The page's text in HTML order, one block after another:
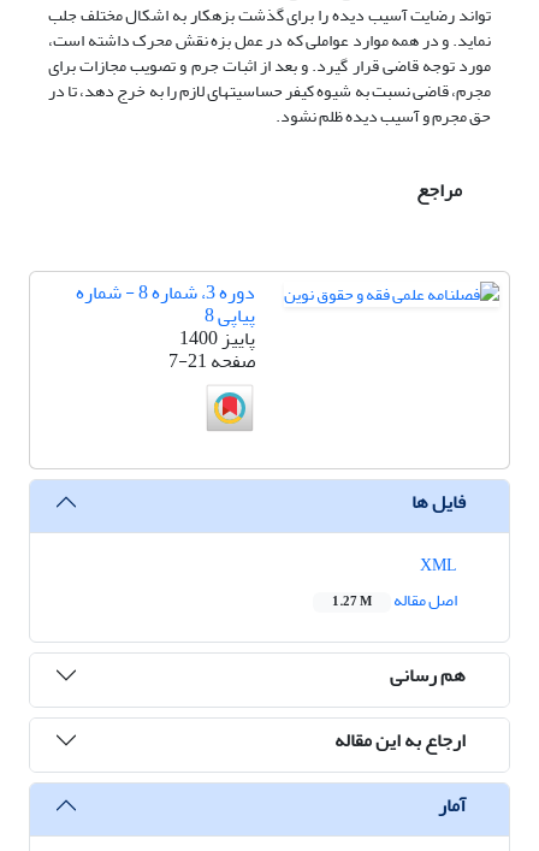
تواند رضایت آسیب دیده را برای گذشت بزهکار به اشکال مختلف جلب
نماید. و در همه موارد عواملی که در عمل بزه نقش محرک داشته است،
مورد توجه قاضی قرار گیرد. و بعد از اثبات جرم و تصویب مجازات برای
مجرم، قاضی نسبت به شیوه کیفر حساسیتهای لازم را به خرج دهد، تا در
حق مجرم و آسیب دیده ظلم نشود.
مراجع
دوره 3، شماره 8 - شماره
پیاپی 8
پاییز 1400
صفحه7-21
فایل ها
اصل مقاله
1.27 M
هم رسانی
ارجاع به این مقاله
آمار